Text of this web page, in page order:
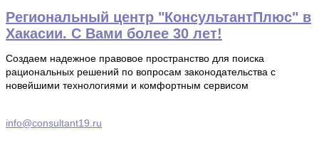
Перейти
к
содержимому
Региональный центр "КонсультантПлюс" в
Хакасии. С Вами более 30 лет!
Создаем надежное правовое пространство для поиска
рациональных решений по вопросам законодательства с
новейшими технологиями и комфортным сервисом
info@consultant19.ru